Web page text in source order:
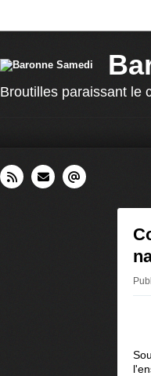
Broutilles paraissant le